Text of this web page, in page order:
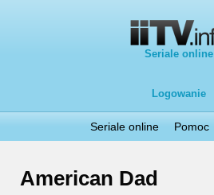
Seriale online
Logowanie
Seriale online Pomoc
American Dad